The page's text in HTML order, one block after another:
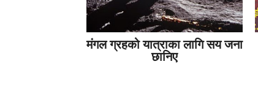
मंगल ग्रहको यात्राका लागि सय जना
छानिए